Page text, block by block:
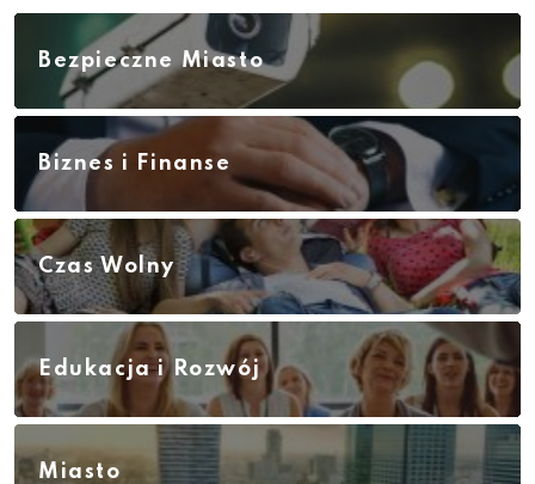
Bezpieczne Miasto
Biznes i Finanse
Czas Wolny
Edukacja i Rozwój
Miasto